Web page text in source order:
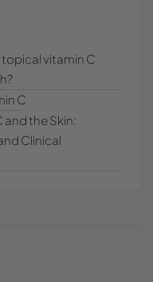
topical vitamin C
C
and the Skin:
Clinical